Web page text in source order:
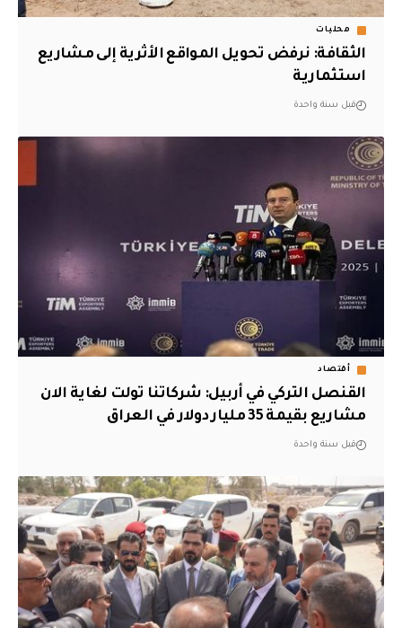
محليات
الثقافة: نرفض تحويل المواقع الأثرية إلى مشاريع
استثمارية
قبل سنة واحدة
أقتصاد
القنصل التركي في أربيل: شركاتنا تولت لغاية الان
مشاريع بقيمة 35 مليار دولار في العراق
قبل سنة واحدة